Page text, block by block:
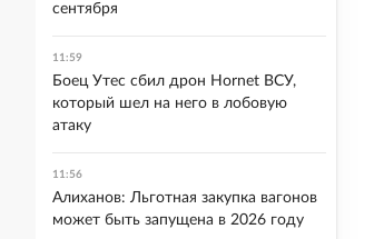
сентября
11:59
Боец Утес сбил дрон Hornet ВСУ,
который шел на него в лобовую
атаку
11:56
Алиханов: Льготная закупка вагонов
может быть запущена в 2026 году